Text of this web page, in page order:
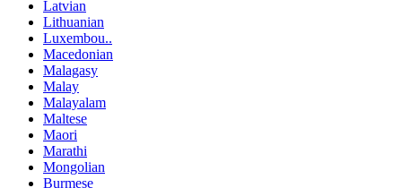
Latvian
Lithuanian
Luxembou..
Macedonian
Malagasy
Malay
Malayalam
Maltese
Maori
Marathi
Mongolian
Burmese